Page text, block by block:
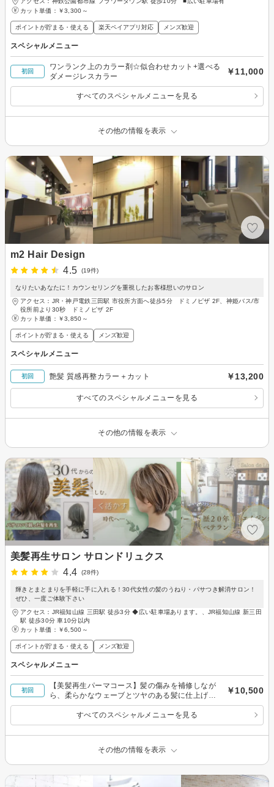
カット単価： ￥3,300～
ポイントが貯まる・使える 楽天ペイアプリ対応 メンズ歓迎
スペシャルメニュー
初回
ワンランク上のカラー剤☆似合わせカット+選べる
ダメージレスカラー
￥11,000
すべてのスペシャルメニューを見る
その他の情報を表示
m2 Hair Design
4.5
(19件)
なりたいあなたに！カウンセリングを重視したお客様想いのサロン
アクセス：JR・神戸電鉄三田駅 市役所方面へ徒歩5分 ドミノピザ 2F、神姫バス/市
役所前より30秒 ドミノピザ 2F
カット単価： ￥3,850～
ポイントが貯まる・使える メンズ歓迎
スペシャルメニュー
初回 艶髪 質感再整カラー＋カット ￥13,200
すべてのスペシャルメニューを見る
その他の情報を表示
美髪再生サロン サロンドリュクス
4.4
(28件)
輝きとまとまりを手軽に手に入れる！30代女性の髪のうねり・パサつき解消サロン！
ぜひ、一度ご体験下さい
アクセス：JR福知山線 三田駅 徒歩3分 ◆広い駐車場あります。、JR福知山線 新三田
駅 徒歩30分 車10分以内
カット単価： ￥6,500～
ポイントが貯まる・使える メンズ歓迎
スペシャルメニュー
初回
【美髪再生パーマコース】髪の傷みを補修しなが
ら、柔らかなウェーブとツヤのある髪に仕上げま
す。
￥10,500
すべてのスペシャルメニューを見る
その他の情報を表示